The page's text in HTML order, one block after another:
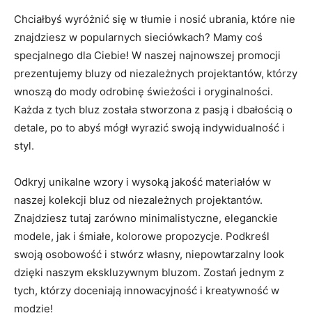
Chciałbyś wyróżnić się w tłumie i nosić ubrania, które⁤ nie
znajdziesz w popularnych sieciówkach? Mamy coś‍
specjalnego dla Ciebie! W naszej najnowszej promocji
prezentujemy ​bluzy od niezależnych ​projektantów, którzy
wnoszą do mody odrobinę świeżości i oryginalności.
Każda z tych bluz została stworzona z pasją i dbałością o
detale, ⁣po to abyś mógł wyrazić swoją indywidualność i
styl.
Odkryj ⁢unikalne wzory i ‍wysoką jakość materiałów w
naszej ⁤kolekcji bluz od niezależnych projektantów.
Znajdziesz tutaj zarówno minimalistyczne, eleganckie
modele, jak i śmiałe, ⁤kolorowe propozycje. ‍Podkreśl
swoją osobowość i stwórz⁣ własny, niepowtarzalny look
dzięki‍ naszym ekskluzywnym bluzom. Zostań jednym z‌
tych, którzy doceniają innowacyjność i kreatywność w
modzie!